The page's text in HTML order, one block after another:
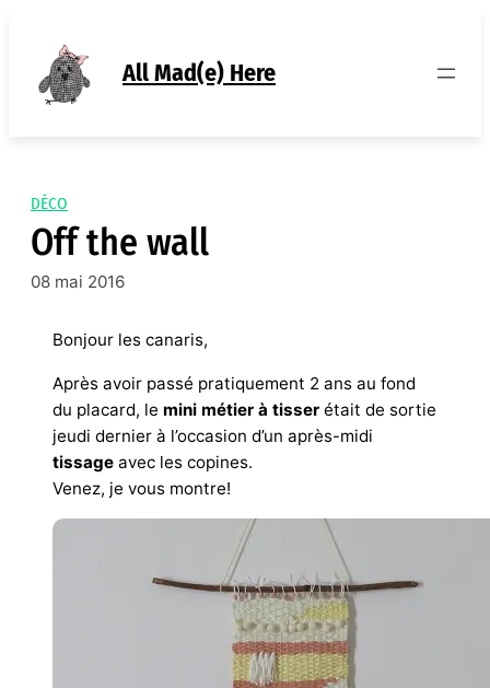
contenu
All Mad(e) Here
DÉCO
Off the wall
08 mai 2016
Bonjour les canaris,
Après avoir passé pratiquement 2 ans au fond
du placard, le mini métier à tisser était de sortie
jeudi dernier à l’occasion d’un après-midi
tissage avec les copines.
Venez, je vous montre!